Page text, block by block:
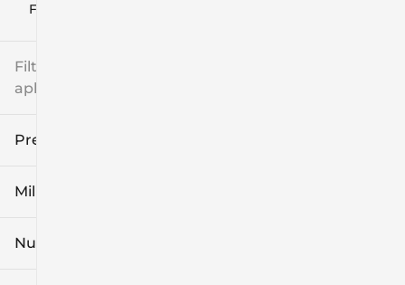
Filtrar por
Filtros
aplicados
Precio
Millaje
Nuevo o usado